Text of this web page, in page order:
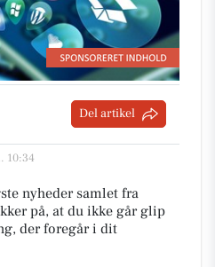
Del artikel
10:34
nyheder samlet fra
på, at du ikke går glip
der foregår i dit